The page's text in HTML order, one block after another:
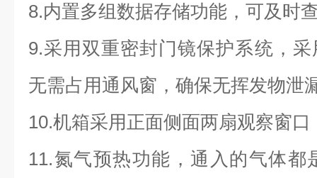
8.内置多组数据存储功能，可及时
9.采用双重密封门镜保护系统，
无需占用通风窗，确保无挥发物泄
10.机箱采用正面侧面两扇观察窗
11.氮气预热功能，通入的气体都